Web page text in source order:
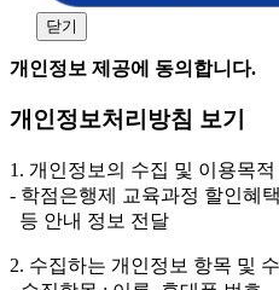
어, 해커스일본어, 해커스잡, 해커
원, 해커스경찰, 해커스소방, 해커
사, 해커스편입 등)
3. 개인정보 보유/이용 기간
외하고는 회원탈퇴 시까지
원이거나 상담 시로부터 3년
소비자 불만 또는 분쟁처리
의 경우에는 상담 신청이 제한됩
닫기
개인정보 제공에 동의합니다.
개인정보처리방침 보기
1. 개인정보의 수집 및 이용목적
- 학점은행제 교육과정 할인혜
등 안내 정보 전달
2. 수집하는 개인정보 항목 및